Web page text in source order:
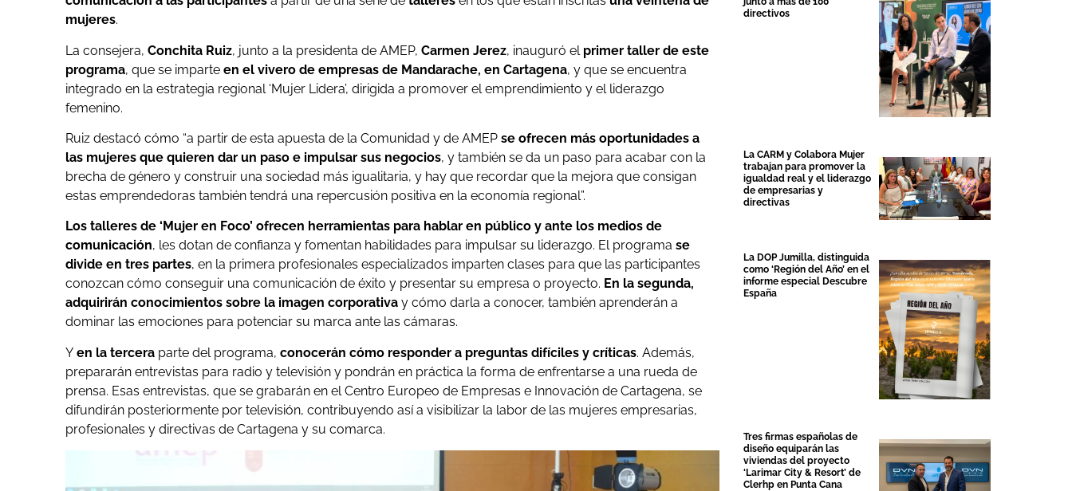
mujeres.
La consejera, Conchita Ruiz, junto a la presidenta de AMEP, Carmen Jerez, inauguró el primer taller de este
programa, que se imparte en el vivero de empresas de Mandarache, en Cartagena, y que se encuentra
integrado en la estrategia regional ‘Mujer Lidera’, dirigida a promover el emprendimiento y el liderazgo
femenino.
Ruiz destacó cómo “a partir de esta apuesta de la Comunidad y de AMEP se ofrecen más oportunidades a
las mujeres que quieren dar un paso e impulsar sus negocios, y también se da un paso para acabar con la
brecha de género y construir una sociedad más igualitaria, y hay que recordar que la mejora que consigan
estas emprendedoras también tendrá una repercusión positiva en la economía regional”.
Los talleres de ‘Mujer en Foco’ ofrecen herramientas para hablar en público y ante los medios de
comunicación, les dotan de confianza y fomentan habilidades para impulsar su liderazgo. El programa se
divide en tres partes, en la primera profesionales especializados imparten clases para que las participantes
conozcan cómo conseguir una comunicación de éxito y presentar su empresa o proyecto. En la segunda,
adquirirán conocimientos sobre la imagen corporativa y cómo darla a conocer, también aprenderán a
dominar las emociones para potenciar su marca ante las cámaras.
Y en la tercera parte del programa, conocerán cómo responder a preguntas difíciles y críticas. Además,
prepararán entrevistas para radio y televisión y pondrán en práctica la forma de enfrentarse a una rueda de
prensa. Esas entrevistas, que se grabarán en el Centro Europeo de Empresas e Innovación de Cartagena, se
difundirán posteriormente por televisión, contribuyendo así a visibilizar la labor de las mujeres empresarias,
profesionales y directivas de Cartagena y su comarca.
directivos
La CARM y Colabora Mujer
trabajan para promover la
igualdad real y el liderazgo
de empresarias y
directivas
La DOP Jumilla, distinguida
como ‘Región del Año’ en el
informe especial Descubre
España
Tres firmas españolas de
diseño equiparán las
viviendas del proyecto
‘Larimar City & Resort’ de
Clerhp en Punta Cana